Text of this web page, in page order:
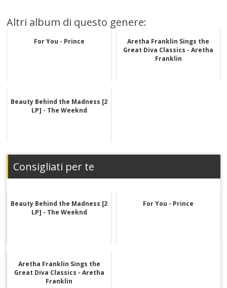
Altri album di questo genere:
For You - Prince
Aretha Franklin Sings the
Great Diva Classics - Aretha
Franklin
Beauty Behind the Madness [2
LP] - The Weeknd
Consigliati per te
Beauty Behind the Madness [2
LP] - The Weeknd
For You - Prince
Aretha Franklin Sings the
Great Diva Classics - Aretha
Franklin